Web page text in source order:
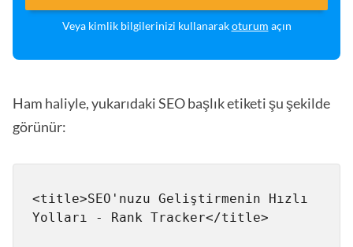
Veya kimlik bilgilerinizi kullanarakoturum açın
Ham haliyle, yukarıdaki SEO başlık etiketi şu şekilde
görünür:
<title>SEO'nuzu Geliştirmenin Hızlı